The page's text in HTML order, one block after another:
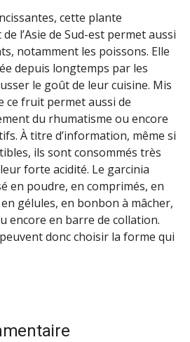
cette plante
l’Asie de Sud-est permet aussi
notamment les poissons. Elle
depuis longtemps par les
le goût de leur cuisine. Mis
ce fruit permet aussi de
du rhumatisme ou encore
À titre d’information, même si
ils sont consommés très
forte acidité. Le garcinia
en poudre, en comprimés, en
gélules, en bonbon à mâcher,
encore en barre de collation.
donc choisir la forme qui